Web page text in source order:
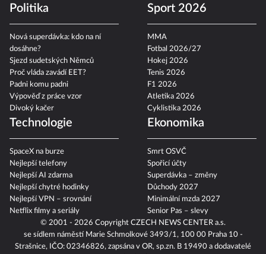
© 2001 - 2026 Copyright CZECH NEWS CENTER a.s.
se sídlem náměstí Marie Schmolkové 3493/1, 100 00 Praha 10 -
Strašnice, IČO: 02346826, zapsána v OR, sp.zn. B 19490 a dodavatelé
Politika
Nová superdávka: kdo na ní
dosáhne?
Sjezd sudetských Němců
Proč vláda zavádí EET?
Padni komu padni
Výpověď z práce vzor
Divoký kačer
Sport 2026
MMA
Fotbal 2026/27
Hokej 2026
Tenis 2026
F1 2026
Atletika 2026
Cyklistika 2026
Technologie
SpaceX na burze
Nejlepší telefony
Nejlepší AI zdarma
Nejlepší chytré hodinky
Nejlepší VPN – srovnání
Netflix filmy a seriály
Ekonomika
Smrt OSVČ
Spořicí účty
Superdávka – změny
Důchody 2027
Minimální mzda 2027
Senior Pas – slevy